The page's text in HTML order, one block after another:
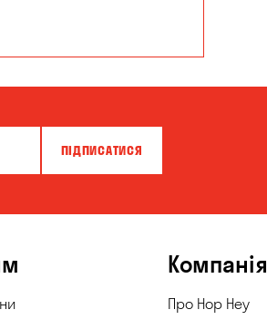
ПІДПИСАТИСЯ
Компанія
Про Hop Hey